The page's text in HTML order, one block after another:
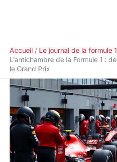
Accueil
Le journal de la formule 1
L’antichambre de la Formule 1 :
le Grand Prix